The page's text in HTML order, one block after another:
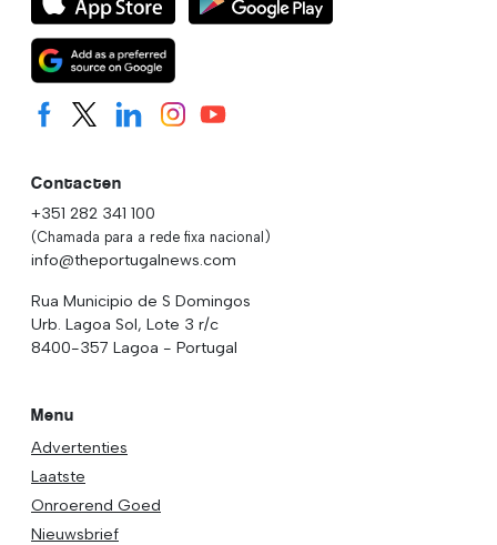
Contacten
+351 282 341 100
(Chamada para a rede fixa nacional)
info@theportugalnews.com
Rua Municipio de S Domingos
Urb. Lagoa Sol, Lote 3 r/c
8400-357 Lagoa - Portugal
Menu
Advertenties
Laatste
Onroerend Goed
Nieuwsbrief